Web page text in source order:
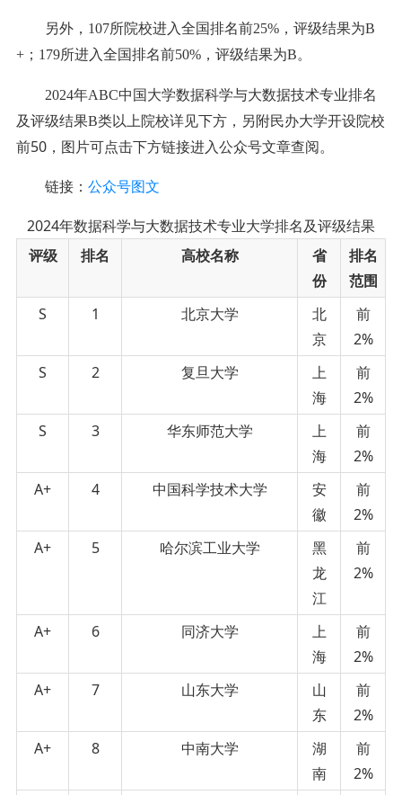
另外，107所院校进入全国排名前25%，评级结果为B
+；179所进入全国排名前50%，评级结果为B。
2024年ABC中国大学数据科学与大数据技术专业排名
及评级结果B类以上院校详见下方， 另附民办大学开设院校
前50，图片可点击下方链接进入公众号文章查阅。
链接： 公众号图文
2024年数据科学与大数据技术专业大学排名及评级结果
评级
排名 高校名称
省
份
排名
范围
S
1 北京大学
北
京
前
2%
S
2 复旦大学
上
海
前
2%
S
3 华东师范大学
上
海
前
2%
A+
4 中国科学技术大学
安
徽
前
2%
A+
5 哈尔滨工业大学
黑
龙
江
前
2%
A+ 6 同济大学
上
海
前
2%
A+
7 山东大学
山
东
前
2%
A+
8 中南大学
湖
南
前
2%